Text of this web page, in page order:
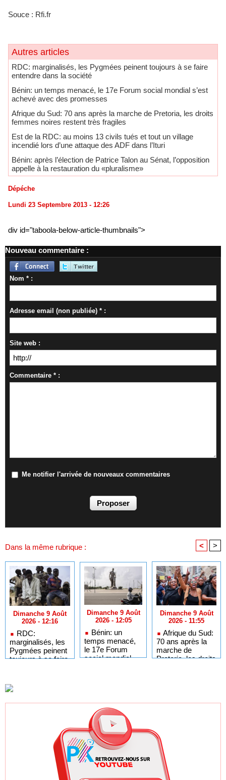
Souce : Rfi.fr
Autres articles
RDC: marginalisés, les Pygmées peinent toujours à se faire
entendre dans la société
Bénin: un temps menacé, le 17e Forum social mondial s’est
achevé avec des promesses
Afrique du Sud: 70 ans après la marche de Pretoria, les droits
femmes noires restent très fragiles
​Est de la RDC: au moins 13 civils tués et tout un village
incendié lors d’une attaque des ADF dans l’Ituri
Bénin: après l’élection de Patrice Talon au Sénat, l’opposition
appelle à la restauration du «pluralisme»
Dépéche
Lundi 23 Septembre 2013 - 12:26
div id="taboola-below-article-thumbnails">
Nouveau commentaire :
Nom * :
Adresse email (non publiée) * :
Site web :
Commentaire * :
Me notifier l'arrivée de nouveaux commentaires
Dans la même rubrique : < >
Dimanche 9 Août
2026 - 12:16
RDC:
marginalisés, les
Pygmées peinent
toujours à se faire
Dimanche 9 Août
2026 - 12:05
Bénin: un
temps menacé,
le 17e Forum
social mondial
Dimanche 9 Août
2026 - 11:55
Afrique du Sud:
70 ans après la
marche de
Pretoria, les droits